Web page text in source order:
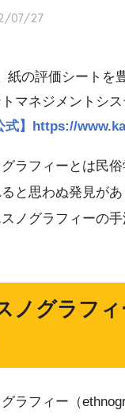
07/27
紙の評価シートを
マネジメントシ
式】https://
ラフィーとは民
ると思わぬ発見が
ノグラフィーの
ノグラフ
ラフィー（